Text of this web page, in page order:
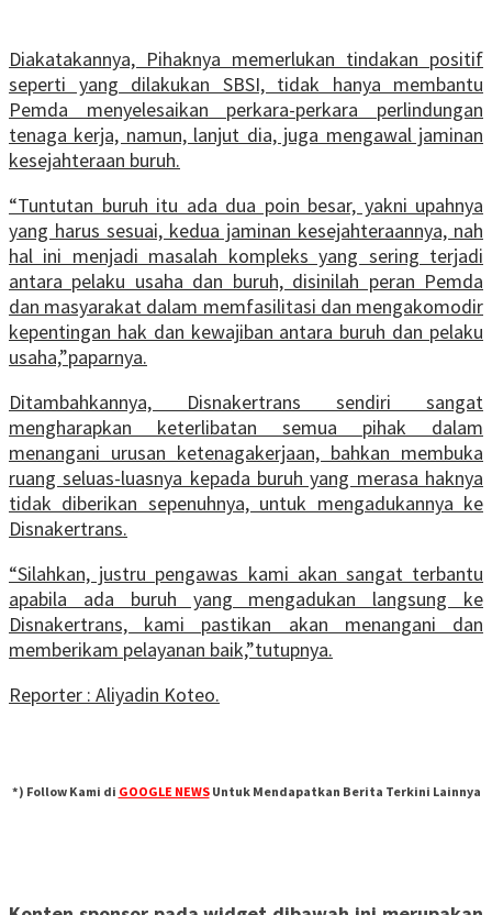
Diakatakannya, Pihaknya memerlukan tindakan positif
seperti yang dilakukan SBSI, tidak hanya membantu
Pemda menyelesaikan perkara-perkara perlindungan
tenaga kerja, namun, lanjut dia, juga mengawal jaminan
kesejahteraan buruh.
“Tuntutan buruh itu ada dua poin besar, yakni upahnya
yang harus sesuai, kedua jaminan kesejahteraannya, nah
hal ini menjadi masalah kompleks yang sering terjadi
antara pelaku usaha dan buruh, disinilah peran Pemda
dan masyarakat dalam memfasilitasi dan mengakomodir
kepentingan hak dan kewajiban antara buruh dan pelaku
usaha,”paparnya.
Ditambahkannya, Disnakertrans sendiri sangat
mengharapkan keterlibatan semua pihak dalam
menangani urusan ketenagakerjaan, bahkan membuka
ruang seluas-luasnya kepada buruh yang merasa haknya
tidak diberikan sepenuhnya, untuk mengadukannya ke
Disnakertrans.
“Silahkan, justru pengawas kami akan sangat terbantu
apabila ada buruh yang mengadukan langsung ke
Disnakertrans, kami pastikan akan menangani dan
memberikam pelayanan baik,”tutupnya.
Reporter : Aliyadin Koteo.
*) Follow Kami di GOOGLE NEWSUntuk Mendapatkan Berita Terkini Lainnya